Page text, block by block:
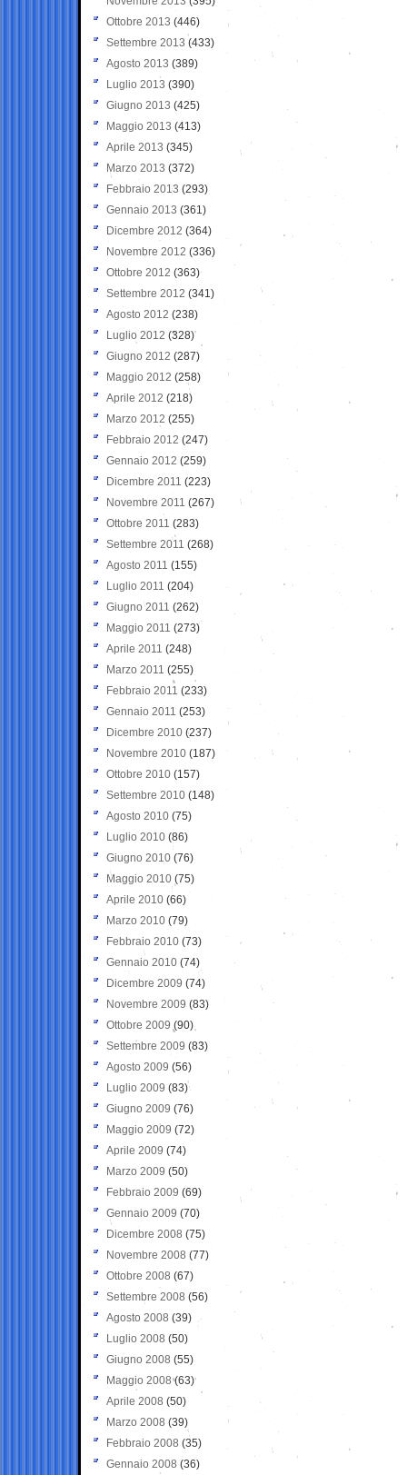
Ottobre 2013 (446)
Settembre 2013 (433)
Agosto 2013 (389)
Luglio 2013 (390)
Giugno 2013 (425)
Maggio 2013 (413)
Aprile 2013 (345)
Marzo 2013 (372)
Febbraio 2013 (293)
Gennaio 2013 (361)
Dicembre 2012 (364)
Novembre 2012 (336)
Ottobre 2012 (363)
Settembre 2012 (341)
Agosto 2012 (238)
Luglio 2012 (328)
Giugno 2012 (287)
Maggio 2012 (258)
Aprile 2012 (218)
Marzo 2012 (255)
Febbraio 2012 (247)
Gennaio 2012 (259)
Dicembre 2011 (223)
Novembre 2011 (267)
Ottobre 2011 (283)
Settembre 2011 (268)
Agosto 2011 (155)
Luglio 2011 (204)
Giugno 2011 (262)
Maggio 2011 (273)
Aprile 2011 (248)
Marzo 2011 (255)
Febbraio 2011 (233)
Gennaio 2011 (253)
Dicembre 2010 (237)
Novembre 2010 (187)
Ottobre 2010 (157)
Settembre 2010 (148)
Agosto 2010 (75)
Luglio 2010 (86)
Giugno 2010 (76)
Maggio 2010 (75)
Aprile 2010 (66)
Marzo 2010 (79)
Febbraio 2010 (73)
Gennaio 2010 (74)
Dicembre 2009 (74)
Novembre 2009 (83)
Ottobre 2009 (90)
Settembre 2009 (83)
Agosto 2009 (56)
Luglio 2009 (83)
Giugno 2009 (76)
Maggio 2009 (72)
Aprile 2009 (74)
Marzo 2009 (50)
Febbraio 2009 (69)
Gennaio 2009 (70)
Dicembre 2008 (75)
Novembre 2008 (77)
Ottobre 2008 (67)
Settembre 2008 (56)
Agosto 2008 (39)
Luglio 2008 (50)
Giugno 2008 (55)
Maggio 2008(63)
Aprile 2008 (50)
Marzo 2008 (39)
Febbraio 2008 (35)
Gennaio 2008 (36)